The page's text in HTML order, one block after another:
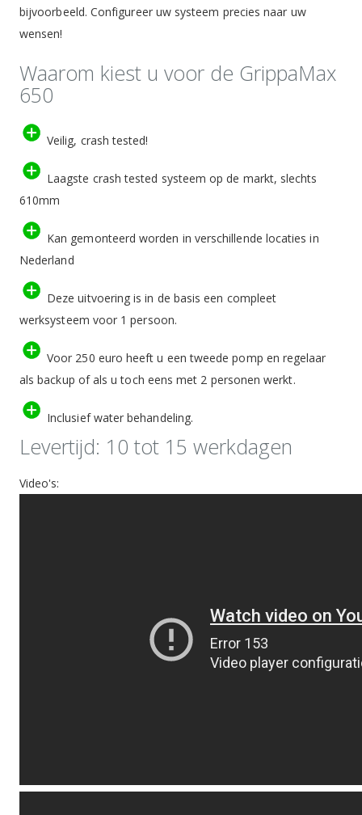
bijvoorbeeld. Configureer uw systeem precies naar uw
wensen!
Waarom kiest u voor de GrippaMax
650
Veilig, crash tested!
Laagste crash tested systeem op de markt, slechts
610mm
Kan gemonteerd worden in verschillende locaties in
Nederland
Deze uitvoering is in de basis een compleet
werksysteem voor 1 persoon.
Voor 250 euro heeft u een tweede pomp en regelaar
als backup of als u toch eens met 2 personen werkt.
Inclusief water behandeling.
Levertijd: 10 tot 15 werkdagen
Video's: